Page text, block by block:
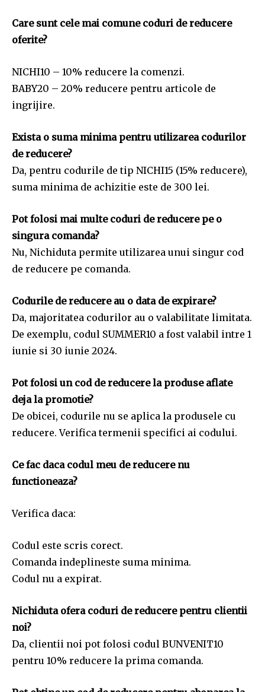
Care sunt cele mai comune coduri de reducere
oferite?
NICHI10 – 10% reducere la comenzi.
BABY20 – 20% reducere pentru articole de
ingrijire.
Exista o suma minima pentru utilizarea codurilor
de reducere?
Da, pentru codurile de tip NICHI15 (15% reducere),
suma minima de achizitie este de 300 lei.
Pot folosi mai multe coduri de reducere pe o
singura comanda?
Nu, Nichiduta permite utilizarea unui singur cod
de reducere pe comanda.
Codurile de reducere au o data de expirare?
Da, majoritatea codurilor au o valabilitate limitata.
De exemplu, codul SUMMER10 a fost valabil intre 1
iunie si 30 iunie 2024.
Pot folosi un cod de reducere la produse aflate
deja la promotie?
De obicei, codurile nu se aplica la produsele cu
reducere. Verifica termenii specifici ai codului.
Ce fac daca codul meu de reducere nu
functioneaza?
Verifica daca:
Codul este scris corect.
Comanda indeplineste suma minima.
Codul nu a expirat.
Nichiduta ofera coduri de reducere pentru clientii
noi?
Da, clientii noi pot folosi codul BUNVENIT10
pentru 10% reducere la prima comanda.